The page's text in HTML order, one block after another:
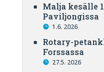
Malja kesälle
Paviljongissa
1.6. 2026
Rotary-
Forssassa
27.5. 2026